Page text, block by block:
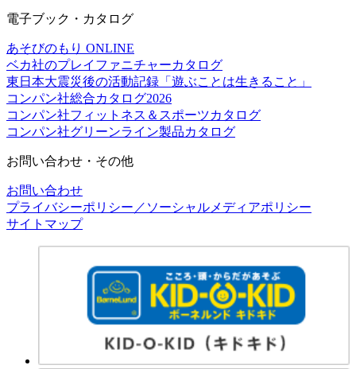
電子ブック・カタログ
あそびのもり ONLINE
ベカ社のプレイファニチャーカタログ
東日本大震災後の活動記録「遊ぶことは生きること」
コンパン社総合カタログ2026
コンパン社フィットネス＆スポーツカタログ
コンパン社グリーンライン製品カタログ
お問い合わせ・その他
お問い合わせ
プライバシーポリシー／ソーシャルメディアポリシー
サイトマップ